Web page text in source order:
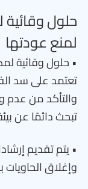
حلول
لمنع عودتها
• حلول وقائية
تعتمد على سد
والتأكد من عدم
تبحث دائمًا عن
• يتم تقديم
وإغلاق الحاويات